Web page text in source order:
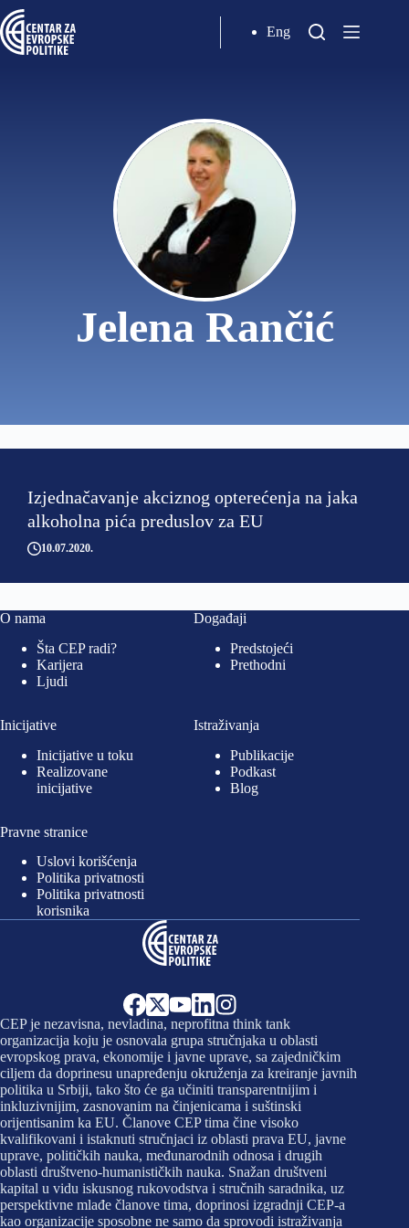
Eng
Jelena Rančić
Izjednačavanje akciznog opterećenja na jaka
alkoholna pića preduslov za EU
10.07.2020
O nama
Šta CEP radi?
Karijera
Ljudi
Događaji
Predstojeći
Prethodni
Inicijative
Inicijative u toku
Realizovane
inicijative
Istraživanja
Publikacije
Podkast
Blog
Pravne stranice
Uslovi korišćenja
Politika privatnosti
Politika privatnosti
korisnika
CEP je nezavisna, nevladina, neprofitna think tank
organizacija koju je osnovala grupa stručnjaka u oblasti
evropskog prava, ekonomije i javne uprave, sa zajedničkim
ciljem da doprinesu unapređenju okruženja za kreiranje javnih
politika u Srbiji, tako što će ga učiniti transparentnijim i
inkluzivnijim, zasnovanim na činjenicama i suštinski
orijentisanim ka EU. Članove CEP tima čine visoko
kvalifikovani i istaknuti stručnjaci iz oblasti prava EU, javne
uprave, političkih nauka, međunarodnih odnosa i drugih
oblasti društveno-humanističkih nauka. Snažan društveni
kapital u vidu iskusnog rukovodstva i stručnih saradnika, uz
perspektivne mlađe članove tima, doprinosi izgradnji CEP-a
kao organizacije sposobne ne samo da sprovodi istraživanja